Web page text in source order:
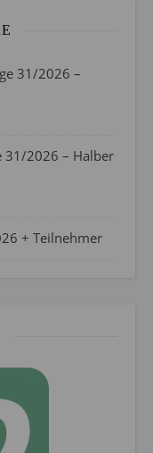
31/2026 –
31/2026 – Halber
+ Teilnehmer